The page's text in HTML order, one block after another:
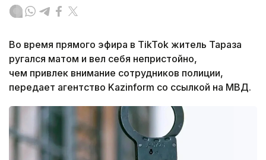
Во время прямого эфира в TikTok житель Тараза
ругался матом и вел себя непристойно,
чем привлек внимание сотрудников полиции,
передает агентство Kazinform со ссылкой на МВД.